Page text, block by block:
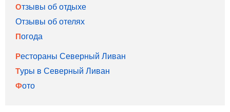
Отзывы об отдыхе
Отзывы об отелях
Погода
Рестораны Северный Ливан
Туры в Северный Ливан
Фото